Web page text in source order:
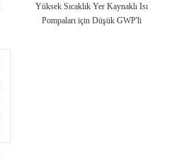
Yüksek Sıcaklık Yer Kaynaklı Isı
Pompaları için Düşük GWP'li